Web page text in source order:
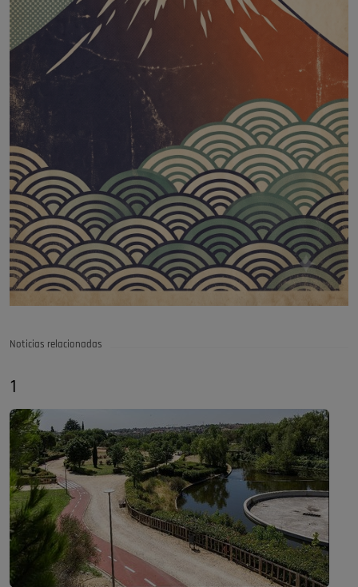
Noticias relacionadas
1